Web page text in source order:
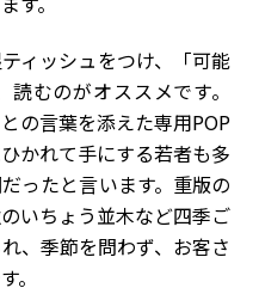
ィッシュをつけ、「可能
むのがオススメです。
の言葉を添えた専用POP
かれて手にする若者も多
ったと言います。重版の
いちょう並木など四季ご
、季節を問わず、お客さ
。